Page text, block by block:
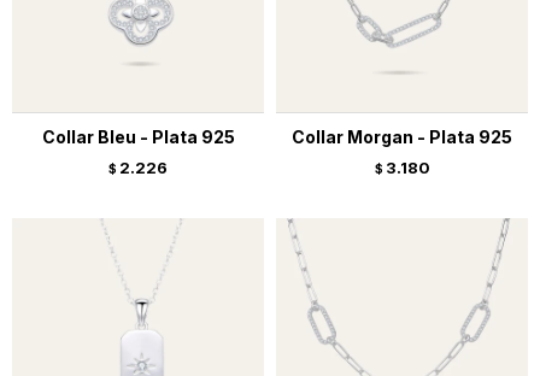
Collar Bleu - Plata 925
$ 2.226
Collar Morgan - Plata 925
$ 3.180